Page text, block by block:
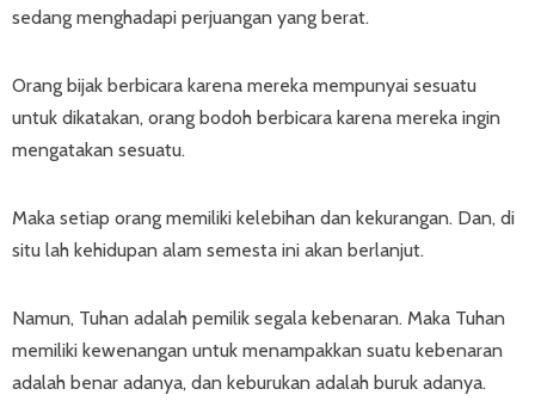
sedang menghadapi perjuangan yang berat.
Orang bijak berbicara karena mereka mempunyai sesuatu
untuk dikatakan, orang bodoh berbicara karena mereka ingin
mengatakan sesuatu.
Maka setiap orang memiliki kelebihan dan kekurangan. Dan, di
situ lah kehidupan alam semesta ini akan berlanjut.
Namun, Tuhan adalah pemilik segala kebenaran. Maka Tuhan
memiliki kewenangan untuk menampakkan suatu kebenaran
adalah benar adanya, dan keburukan adalah buruk adanya.